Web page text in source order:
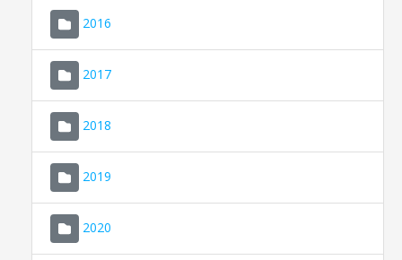
2016
2017
2018
2019
2020